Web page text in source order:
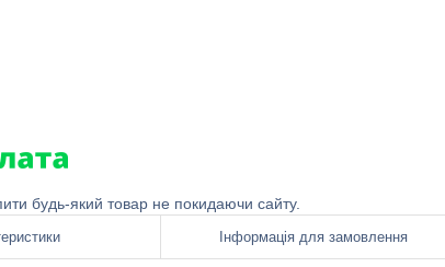
будь-який товар не покидаючи сайту.
Інформація для замовлення